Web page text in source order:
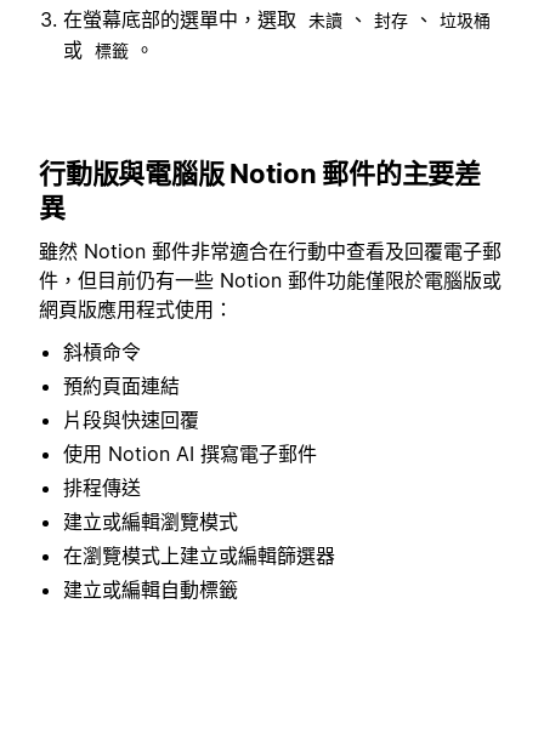
在螢幕底部的選單中，選取
未讀 、 封存 、 垃圾桶
或 標籤 。
行動版與電腦版 Notion 郵件的主要差
異
雖然 Notion 郵件非常適合在行動中查看及回覆電子郵
件，但目前仍有一些 Notion 郵件功能僅限於電腦版或
網頁版應用程式使用：
斜槓命令
預約頁面連結
片段與快速回覆
使用 Notion AI 撰寫電子郵件
排程傳送
建立或編輯瀏覽模式
在瀏覽模式上建立或編輯篩選器
建立或編輯自動標籤